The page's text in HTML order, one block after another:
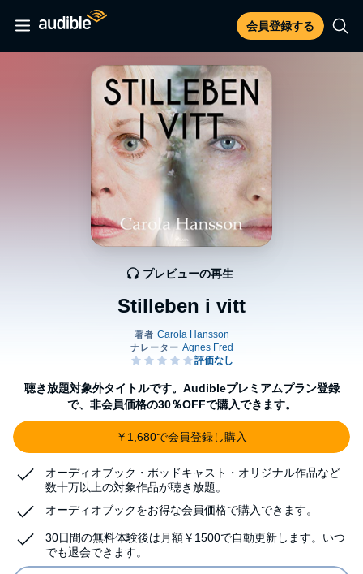
会員登録する
Stilleben i vitt
プレビューの再生
聴き放題対象外タイトルです。Audibleプレミアムプラン登録
で、非会員価格の30％OFFで購入できます。
￥1,680で会員登録し購入
オーディオブック・ポッドキャスト・オリジナル作品など
数十万以上の対象作品が聴き放題。
オーディオブックをお得な会員価格で購入できます。
30日間の無料体験後は月額￥1500で自動更新します。いつ
でも退会できます。